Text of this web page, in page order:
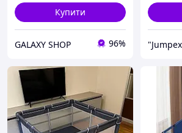
Купити
GALAXY SHOP 96%